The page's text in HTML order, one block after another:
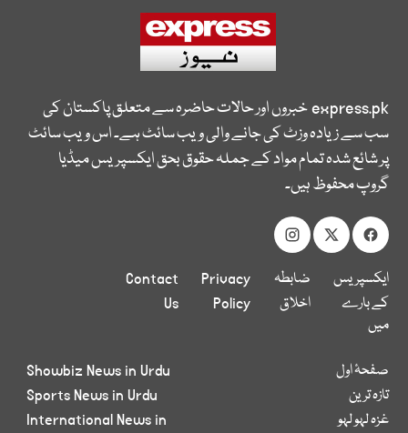
express.pkخبروں اور حالات حاضرہ سے متعلق پاکستان کی
سب سے زیادہ وزٹ کی جانے والی ویب سائٹ ہے۔ اس ویب سائٹ
پر شائع شدہ تمام مواد کے جملہ حقوق بحق ایکسپریس میڈیا
گروپ محفوظ ہیں۔
ایکسپریس
کے بارے
میں
ضابطہ
اخلاق
Privacy
Policy
Contact
Us
صفحۂ اول
تازہ ترین
غزہ لہو لہو
Showbiz News in Urdu
Sports News in Urdu
International News in